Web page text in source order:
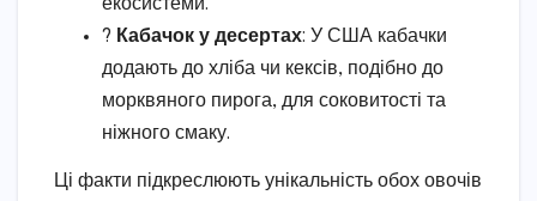
? Кабачок у десертах: У США кабачки
додають до хліба чи кексів, подібно до
морквяного пирога, для соковитості та
ніжного смаку.
Ці факти підкреслюють унікальність обох овочів